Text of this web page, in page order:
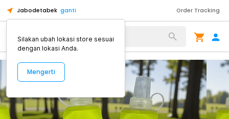
Jabodetabek ganti Order Tracking
Alat Kopi
Silakan ubah lokasi store sesuai
dengan lokasi Anda.
Mengerti